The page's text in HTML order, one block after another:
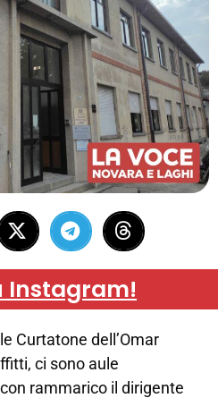
Instagram!
Curtatone dell’Omar
ci sono aule
rammarico il dirigente